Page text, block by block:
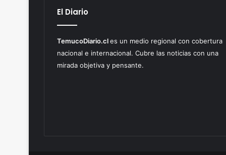
El Diario
TemucoDiario.cles un medio regional con cobertura
nacional e internacional. Cubre las noticias con una
mirada objetiva y pensante.